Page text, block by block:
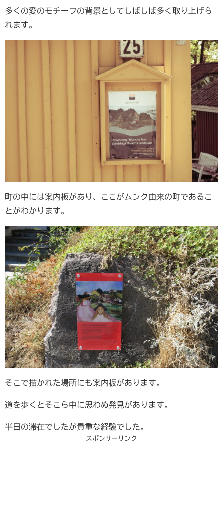
多くの愛のモチーフの背景としてしばしば多く取り上げら
れます。
町の中には案内板があり、ここがムンク由来の町であるこ
とがわかります。
そこで描かれた場所にも案内板があります。
道を歩くとそこら中に思わぬ発見があります。
半日の滞在でしたが貴重な経験でした。
スポンサーリンク